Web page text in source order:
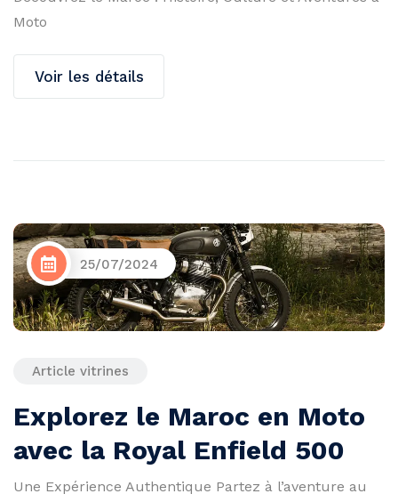
Moto
Voir les détails
25/07/2024
Article vitrines
Explorez le Maroc en Moto
avec la Royal Enfield 500
Une Expérience Authentique Partez à l’aventure au